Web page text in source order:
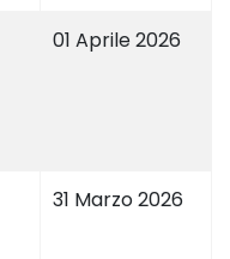
01 Aprile 2026
31 Marzo 2026